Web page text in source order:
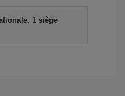
1 siège